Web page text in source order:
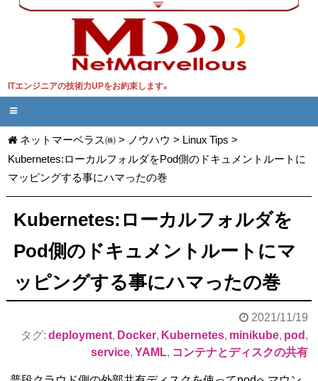
ITエンジニアの技術力UPをお約束します。
ネットマーベラス㈱> ノウハウ > Linux Tips >
Kubernetes:ローカルフォルダをPod側のドキュメントルートに
マッピングする事にハマったの巻
Kubernetes:ローカルフォルダを
Pod側のドキュメントルートにマ
ッピングする事にハマったの巻
2021/11/19
タグ:deployment, Docker, Kubernetes, minikube, pod,
service,YAML, コンテナとディスクの共有